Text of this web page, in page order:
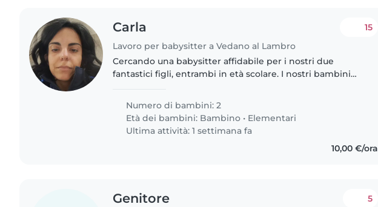
Carla
Lavoro per babysitter a Vedano al Lambro
15
Cercando una babysitter affidabile per i nostri due
fantastici figli, entrambi in età scolare. I nostri bambini
Vorremmo che la..
Numero di bambini: 2
Età dei bambini: Bambino • Elementari
Ultima attività: 1 settimana fa
10,00 €/ora
Genitore 5